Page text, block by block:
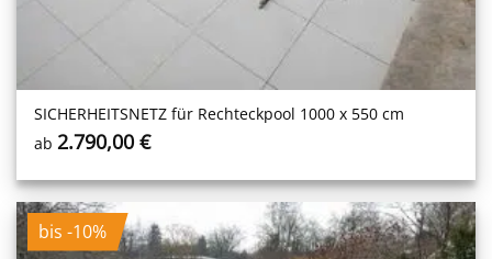
SICHERHEITS­NETZ für Rechteckpool 1000 x 550 cm
ab2.790,00€
bis -10%